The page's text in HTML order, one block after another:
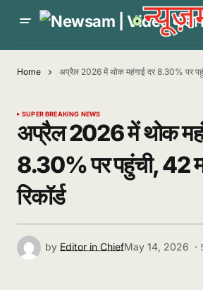
Home अप्रैल 2026 में थोक महंगाई दर 8.30% पर
SUPER BREAKING NEWS
अप्रैल 2026 में थोक
8.30% पर पहुंची, 42
रिकॉर्ड
by Editor in ChiefMay 14, 2026 ·